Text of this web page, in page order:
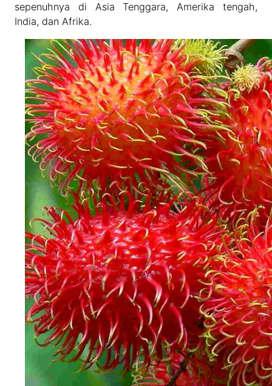
sepenuhnya di Asia Tenggara, Amerika tengah,
India, dan Afrika.